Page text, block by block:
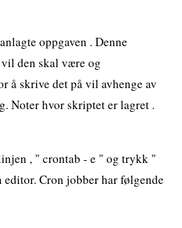
oppgaven . Denne
den skal være og
å skrive det på vil avhenge av
Noter hvor skriptet er lagret .
, " crontab - e " og trykk "
Cron jobber har følgende